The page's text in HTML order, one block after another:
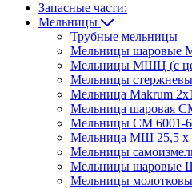
Запасные части:
Мельницы
Трубные мельницы
Мельницы шаровые
Мельницы МШЦ (с
Мельницы
Мельница Makrum
Мельница шаровая
Мельницы СМ 6001-
Мельница МШ 25,5 х
Мельницы
Мельницы шаровые
Мельницы